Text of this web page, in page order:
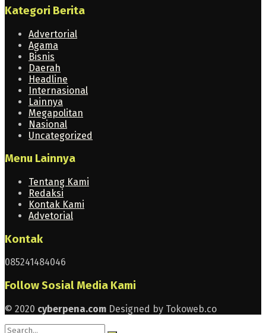
Kategori Berita
Advertorial
Agama
Bisnis
Daerah
Headline
Internasional
Lainnya
Megapolitan
Nasional
Uncategorized
Menu Lainnya
Tentang Kami
Redaksi
Kontak Kami
Advetorial
Kontak
085241484046
Follow Sosial Media Kami
© 2020 cyberpena.com Designed by Tokoweb.co